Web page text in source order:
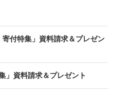
付特集」資料請求＆プレゼン
」資料請求＆プレゼント